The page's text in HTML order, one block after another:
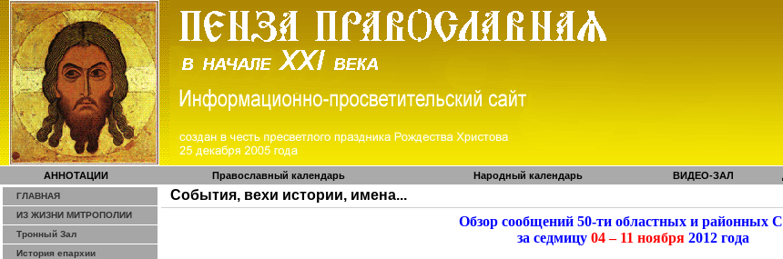
АННОТАЦИИ Православный календарь Народный календарь ВИДЕО-ЗАЛ
ГЛАВНАЯ
ИЗ ЖИЗНИ МИТРОПОЛИИ
Тронный Зал
История епархии
События, вехи истории, имена...
Обзор сообщений 50-ти областных и районных
за седмицу04 – 11 ноября2012 года